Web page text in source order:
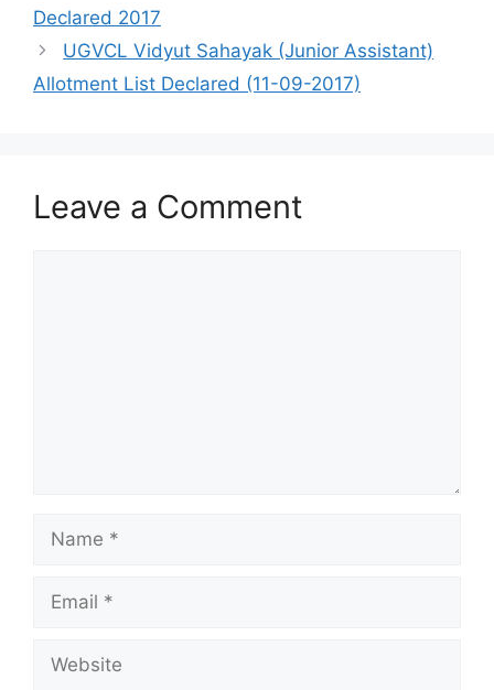
Declared 2017
UGVCL Vidyut Sahayak (Junior Assistant)
Allotment List Declared (11-09-2017)
Leave a Comment
Name
Email
Website